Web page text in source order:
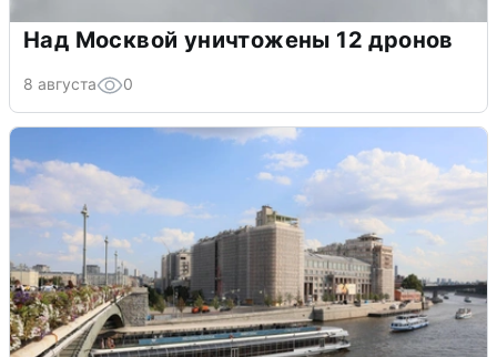
Над Москвой уничтожены 12 дронов
8 августа 0